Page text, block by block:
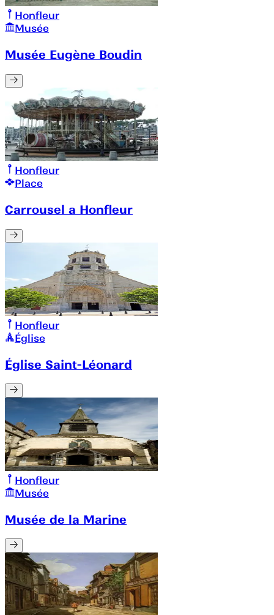
Honfleur
Musée
Musée Eugène Boudin
Honfleur
Place
Carrousel a Honfleur
Honfleur
Église
Église Saint-Léonard
Honfleur
Musée
Musée de la Marine